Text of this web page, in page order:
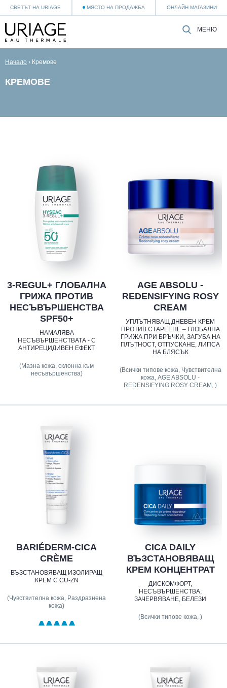
СВЕТЪТ НА URIAGE МЯСТО НА ПРОДАЖБА ОНЛАЙН МАГАЗИНИ
МЕНЮ
Начало › Кремове
КРЕМОВЕ
3-REGUL+ ГЛОБАЛНА
ГРИЖА ПРОТИВ
НЕСЪВЪРШЕНСТВА
SPF50+
НАМАЛЯВА
НЕСЪВЪРШЕНСТВАТА - С
АНТИРЕЦИДИВЕН ЕФЕКТ
(Мазна кожа, склонна към
несъвършенства)
AGE ABSOLU -
REDENSIFYING ROSY
CREAM
УПЛЪТНЯВАЩ ДНЕВЕН КРЕМ
ПРОТИВ СТАРЕЕНЕ – ГЛОБАЛНА
ГРИЖА ПРИ БРЪЧКИ, ЗАГУБА НА
ПЛЪТНОСТ, ОТПУСКАНЕ, ЛИПСА
НА БЛЯСЪК
(Всички типове кожа, Чувствителна
кожа, AGE ABSOLU -
REDENSIFYING ROSY CREAM, )
BARIÉDERM-CICA
CRÈME
ВЪЗСТАНОВЯВАЩ ИЗОЛИРАЩ
КРЕМ С CU-ZN
(Чувствителна кожа, Раздразнена
кожа)
CICA DAILY
ВЪЗСТАНОВЯВАЩ
КРЕМ КОНЦЕНТРАТ
ДИСКОМФОРТ,
НЕСЪВЪРШЕНСТВА,
ЗАЧЕРВЯВАНЕ, БЕЛЕЗИ
(Всички типове кожа, )